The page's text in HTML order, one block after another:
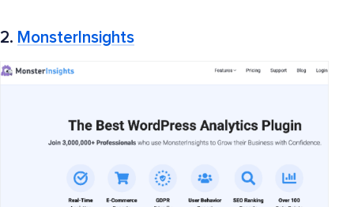
2. MonsterInsights